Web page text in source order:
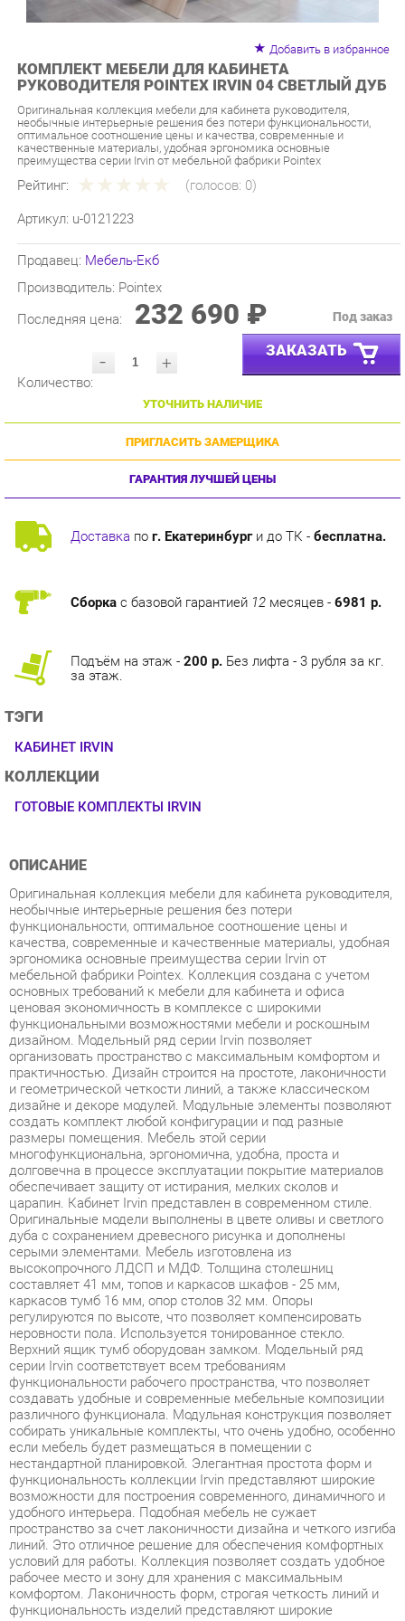
КОМПЛЕКТ МЕБЕЛИ ДЛЯ КАБИНЕТА
РУКОВОДИТЕЛЯ POINTEX IRVIN 04 СВЕТЛЫЙ ДУБ
Оригинальная коллекция мебели для кабинета руководителя,
оптимальное соотношение цены и качества, современные и
качественные материалы, удобная эргономика основные
преимущества серии Irvin от мебельной фабрики Pointex
Рейтинг: (голосов:0)
Артикул: u-0121223
Производитель:Pointex
Последняя цена: 232 690 ₽
- ЗАКАЗАТЬ
УТОЧНИТЬ НАЛИЧИЕ
ПРИГЛАСИТЬ ЗАМЕРЩИКА
ГАРАНТИЯ ЛУЧШЕЙ ЦЕНЫ
Доставкапог. Екатеринбурги до ТК -бесплатна.
ТЭГИ
ОПИСАНИЕ
необычные интерьерные решения без потери
функциональности, оптимальное соотношение цены и
качества, современные и качественные материалы, удобная
эргономика основные преимущества серии Irvin от
мебельной фабрики Pointex. Коллекция создана с учетом
основных требований к мебели для кабинета и офиса
ценовая экономичность в комплексе с широкими
функциональными возможностями мебели и роскошным
дизайном. Модельный ряд серии Irvin позволяет
организовать пространство с максимальным комфортом и
практичностью. Дизайн строится на простоте, лаконичности
и геометрической четкости линий, а также классическом
дизайне и декоре модулей. Модульные элементы позволяют
создать комплект любой конфигурации и под разные
размеры помещения. Мебель этой серии
многофункциональна, эргономична, удобна, проста и
долговечна в процессе эксплуатации покрытие материалов
обеспечивает защиту от истирания, мелких сколов и
царапин. Кабинет Irvin представлен в современном стиле.
Оригинальные модели выполнены в цвете оливы и светлого
дуба с сохранением древесного рисунка и дополнены
серыми элементами. Мебель изготовлена из
высокопрочного ЛДСП и МДФ. Толщина столешниц
составляет 41 мм, топов и каркасов шкафов - 25 мм,
каркасов тумб 16 мм, опор столов 32 мм. Опоры
регулируются по высоте, что позволяет компенсировать
неровности пола. Используется тонированное стекло.
Верхний ящик тумб оборудован замком. Модельный ряд
серии Irvin соответствует всем требованиям
функциональности рабочего пространства, что позволяет
создавать удобные и современные мебельные композиции
различного функционала. Модульная конструкция позволяет
собирать уникальные комплекты, что очень удобно, особенно
если мебель будет размещаться в помещении с
нестандартной планировкой. Элегантная простота форм и
функциональность коллекции Irvin представляют широкие
возможности для построения современного, динамичного и
удобного интерьера. Подобная мебель не сужает
пространство за счет лаконичности дизайна и четкого изгиба
линий. Это отличное решение для обеспечения комфортных
условий для работы. Коллекция позволяет создать удобное
рабочее место и зону для хранения с максимальным
комфортом. Лаконичность форм, строгая четкость линий и
функциональность изделий представляют широкие
возможности для построения современного, динамичного и
удобного интерьера. Irvin - это отличное решение для
обеспечения комфортных условий для работы, позволяющее
оптимизировать пространство без ущерба для
функциональности и удобства. Широкая база элементов